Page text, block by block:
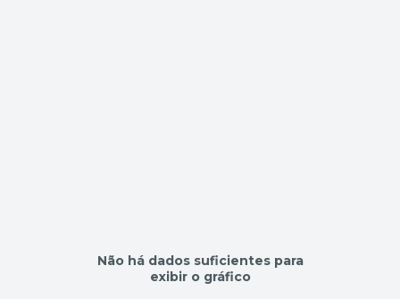
Não há dados suficientes para
exibir o gráfico